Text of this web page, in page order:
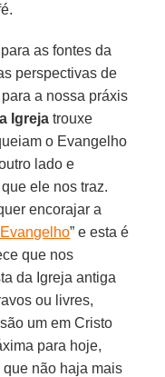
as fontes da
perspectivas de
a nossa práxis
Igreja trouxe
o Evangelho
lado e
ele nos traz.
encorajar a
” e esta é
que nos
da Igreja antiga
ou livres,
um em Cristo
para hoje,
não haja mais